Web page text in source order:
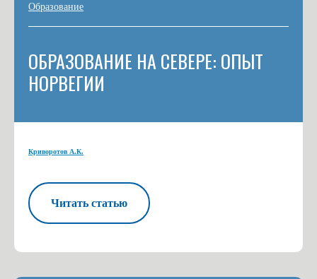
Образование
ОБРАЗОВАНИЕ НА СЕВЕРЕ: ОПЫТ
НОРВЕГИИ
Криворотов А.К.
Читать статью